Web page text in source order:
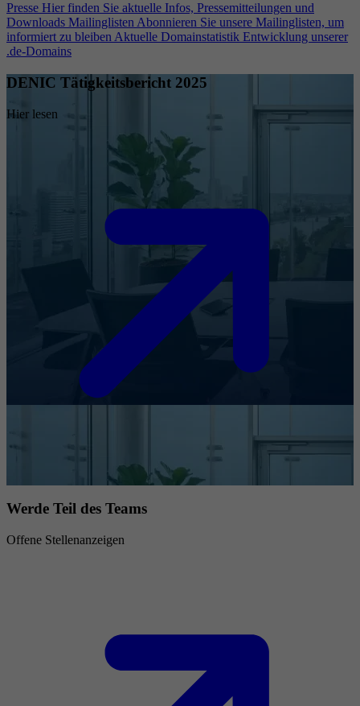
Presse Hier finden Sie aktuelle Infos, Pressemitteilungen und
Downloads Mailinglisten Abonnieren Sie unsere Mailinglisten, um
informiert zu bleiben Aktuelle Domainstatistik Entwicklung unserer
.de-Domains
DENIC Tätigkeitsbericht 2025
Hier lesen
Werde Teil des Teams
Offene Stellenanzeigen